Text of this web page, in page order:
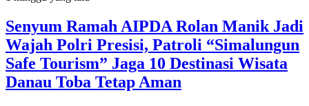
Senyum Ramah AIPDA Rolan Manik Jadi
Wajah Polri Presisi, Patroli “Simalungun
Safe Tourism” Jaga 10 Destinasi Wisata
Danau Toba Tetap Aman